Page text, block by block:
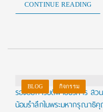
CONTINUE READING
BLOG กิจกรรม
รองอธิการบดีฝ่ายบริหาร ส
น้อมรำลึกในพระมหากรุณา